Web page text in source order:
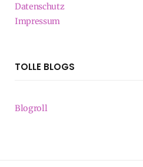
Datenschutz
Impressum
TOLLE BLOGS
Blogroll